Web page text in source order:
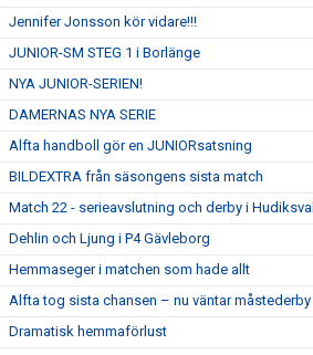
Jennifer Jonsson kör vidare!!!
JUNIOR-SM STEG 1 i Borlänge
NYA JUNIOR-SERIEN!
DAMERNAS NYA SERIE
Alfta handboll gör en JUNIORsatsning
BILDEXTRA från säsongens sista match
Match 22 - serieavslutning och derby i Hudiksvall
Dehlin och Ljung i P4 Gävleborg
Hemmaseger i matchen som hade allt
Alfta tog sista chansen – nu väntar måstederby
Dramatisk hemmaförlust